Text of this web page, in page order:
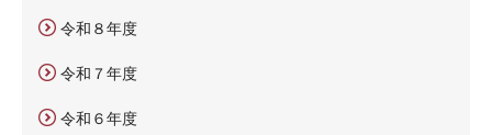
令和８年度
令和７年度
令和６年度